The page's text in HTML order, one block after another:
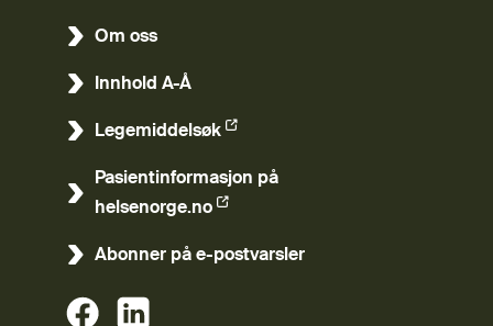
Om oss
Innhold A-Å
Legemiddelsøk
(Ekstern lenke)
Pasientinformasjon på
helsenorge.no
(Ekstern lenke)
Abonner på e-postvarsler
(Ekstern lenke)